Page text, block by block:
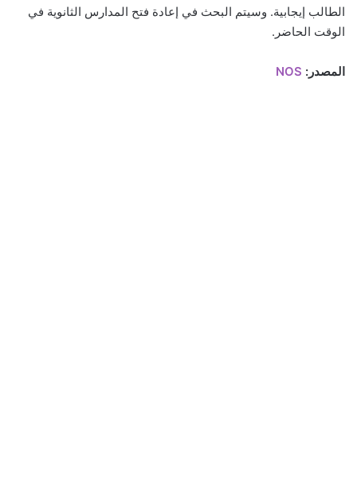
الطالب إيجابية. وسيتم البحث في إعادة فتح المدارس الثانوية في
الوقت الحاضر.
المصدر: NOS